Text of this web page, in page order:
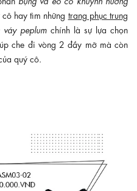
hay tìm những trang phục trung
váy peplum chính là sự lựa chọn
che đi vòng 2 đầy mỡ mà còn
quý cô.